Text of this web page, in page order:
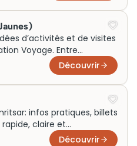
d’activités et de visites
Voyage. Entre
chaudes et villages
inoubliables en
d’un week-end.
voyage autour des
des expériences uniques
sites de Chine.
Découvrir
infos pratiques, billets
claire et
absolument.
Découvrir